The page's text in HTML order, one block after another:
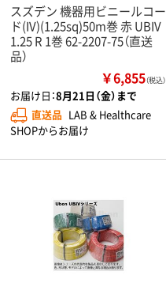
スズデン 機器用ビニールコー
ド(IV)(1.25sq)50m巻 赤 UBIV
1.25 R 1巻 62-2207-75（直送
品）
￥6,855（税込）
お届け日：8月21日（金）まで
直送品 LAB & Healthcare
SHOPからお届け